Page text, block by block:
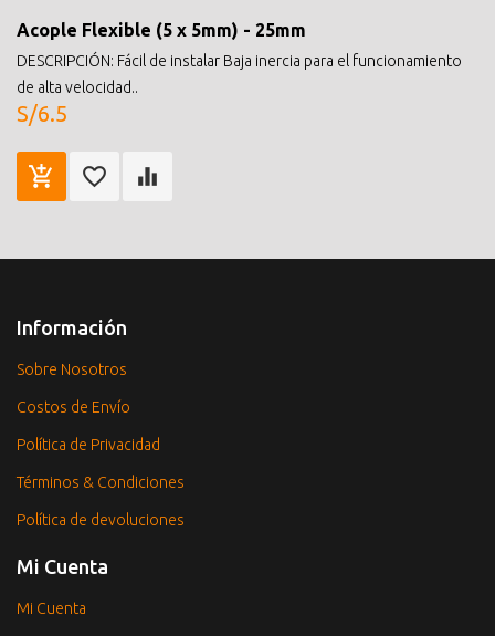
Acople Flexible (5 x 5mm) - 25mm
DESCRIPCIÓN: Fácil de instalar Baja inercia para el funcionamiento
de alta velocidad..
S/6.5
Información
Sobre Nosotros
Costos de Envío
Política de Privacidad
Términos & Condiciones
Política de devoluciones
Mi Cuenta
Mi Cuenta